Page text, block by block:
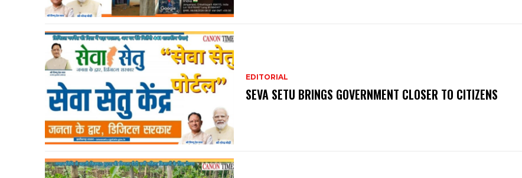
EDITORIAL
SEVA SETU BRINGS GOVERNMENT CLOSER TO CITIZENS